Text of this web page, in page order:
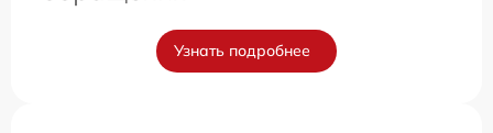
Узнать подробнее